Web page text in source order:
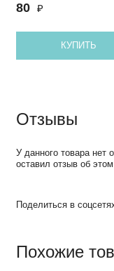
80 ₽
КУПИТЬ
Отзывы
У данного товара нет
оставил отзыв об
Поделиться в
Похожие